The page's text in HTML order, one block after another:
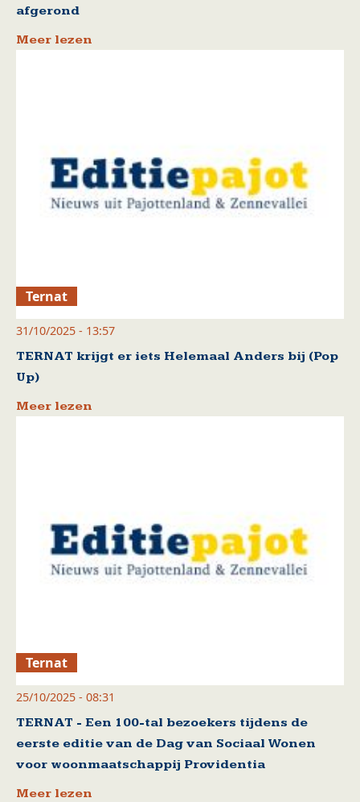
afgerond
Meer lezen
Ternat
31/10/2025 - 13:57
TERNAT krijgt er iets Helemaal Anders bij (Pop
Up)
Meer lezen
Ternat
25/10/2025 - 08:31
TERNAT - Een 100-tal bezoekers tijdens de
eerste editie van de Dag van Sociaal Wonen
voor woonmaatschappij Providentia
Meer lezen